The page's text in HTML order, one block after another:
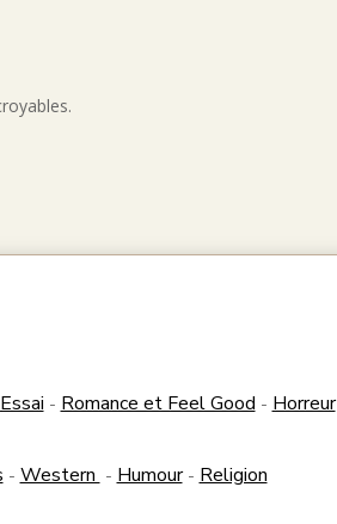
Essai - Romance et Feel Good - Horreur
- Western - Humour- Religion